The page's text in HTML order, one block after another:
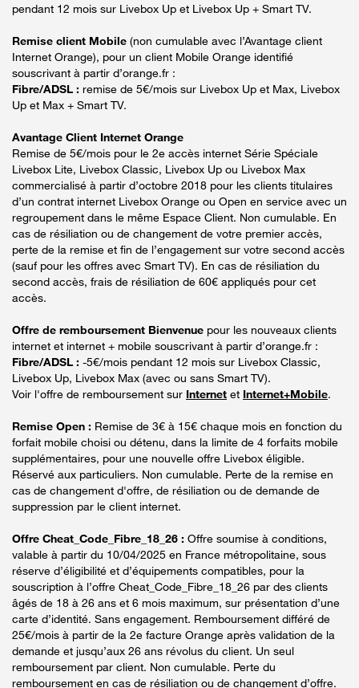
pendant 12 mois sur Livebox Up et Livebox Up + Smart TV.
Remise client Mobile (non cumulable avec l’Avantage client
Internet Orange), pour un client Mobile Orange identifié
souscrivant à partir d’orange.fr :
Fibre/ADSL : remise de 5€/mois sur Livebox Up et Max, Livebox
Up et Max + Smart TV.
Avantage Client Internet Orange
Remise de 5€/mois pour le 2e accès internet Série Spéciale
Livebox Lite, Livebox Classic, Livebox Up ou Livebox Max
commercialisé à partir d’octobre 2018 pour les clients titulaires
d’un contrat internet Livebox Orange ou Open en service avec un
regroupement dans le même Espace Client. Non cumulable. En
cas de résiliation ou de changement de votre premier accès,
perte de la remise et fin de l’engagement sur votre second accès
(sauf pour les offres avec Smart TV). En cas de résiliation du
second accès, frais de résiliation de 60€ appliqués pour cet
accès.
Offre de remboursement Bienvenue pour les nouveaux clients
internet et internet + mobile souscrivant à partir d’orange.fr :
Fibre/ADSL : -5€/mois pendant 12 mois sur Livebox Classic,
Livebox Up, Livebox Max (avec ou sans Smart TV).
Voir l'offre de remboursement sur Internet et Internet+Mobile.
Remise Open : Remise de 3€ à 15€ chaque mois en fonction du
forfait mobile choisi ou détenu, dans la limite de 4 forfaits mobile
supplémentaires, pour une nouvelle offre Livebox éligible.
Réservé aux particuliers. Non cumulable. Perte de la remise en
cas de changement d'offre, de résiliation ou de demande de
suppression par le client internet.
Offre Cheat_Code_Fibre_18_26 : Offre soumise à conditions,
valable à partir du 10/04/2025 en France métropolitaine, sous
réserve d’éligibilité et d’équipements compatibles, pour la
souscription à l’offre Cheat_Code_Fibre_18_26 par des clients
âgés de 18 à 26 ans et 6 mois maximum, sur présentation d’une
carte d’identité. Sans engagement. Remboursement différé de
25€/mois à partir de la 2e facture Orange après validation de la
demande et jusqu’aux 26 ans révolus du client. Un seul
remboursement par client. Non cumulable. Perte du
remboursement en cas de résiliation ou de changement d’offre.